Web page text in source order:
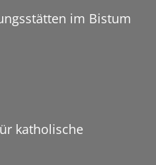
im Bistum
katholische